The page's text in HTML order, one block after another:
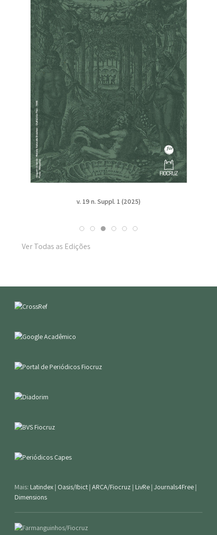
v. 19 n. Suppl. 1 (2025)
Ver Todas as Edições
Mais: Latindex | Oasis/Ibict | ARCA/Fiocruz | LivRe | Journals4Free |
Dimensions